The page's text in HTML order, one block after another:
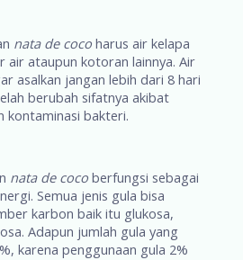
nata de coco harus air kelapa
air ataupun kotoran lainnya. Air
asalkan jangan lebih dari 8 hari
berubah sifatnya akibat
kontaminasi bakteri.
nata de coco berfungsi sebagai
Semua jenis gula bisa
karbon baik itu glukosa,
Adapun jumlah gula yang
karena penggunaan gula 2%